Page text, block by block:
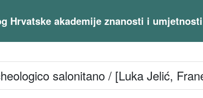
Hrvatske akademije znanosti i umjetnosti
salonitano / [Luka Jelić,